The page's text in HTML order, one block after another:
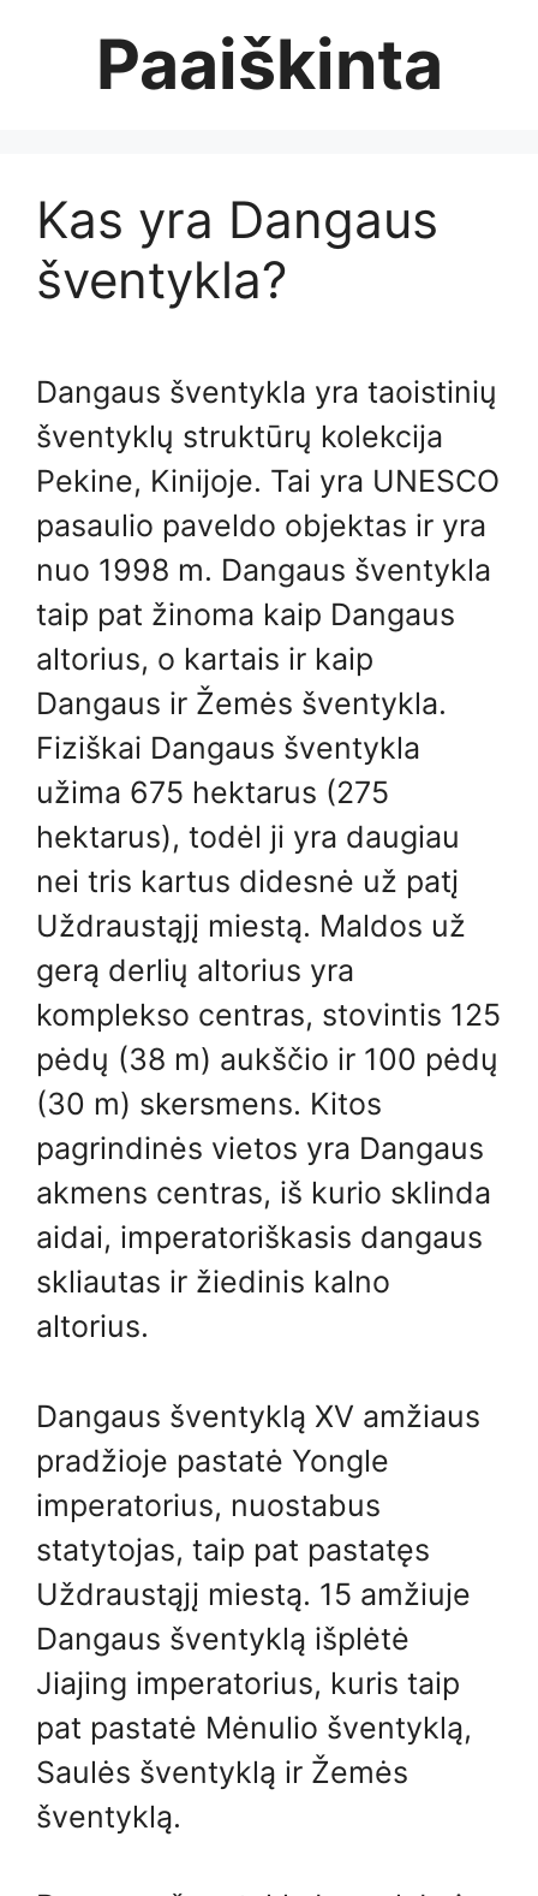
Paaiškinta
Kas yra Dangaus
šventykla?
Dangaus šventykla yra taoistinių
šventyklų struktūrų kolekcija
Pekine, Kinijoje. Tai yra UNESCO
pasaulio paveldo objektas ir yra
nuo 1998 m. Dangaus šventykla
taip pat žinoma kaip Dangaus
altorius, o kartais ir kaip
Dangaus ir Žemės šventykla.
Fiziškai Dangaus šventykla
užima 675 hektarus (275
hektarus), todėl ji yra daugiau
nei tris kartus didesnė už patį
Uždraustąjį miestą. Maldos už
gerą derlių altorius yra
komplekso centras, stovintis 125
pėdų (38 m) aukščio ir 100 pėdų
(30 m) skersmens. Kitos
pagrindinės vietos yra Dangaus
akmens centras, iš kurio sklinda
aidai, imperatoriškasis dangaus
skliautas ir žiedinis kalno
altorius.
Dangaus šventyklą XV amžiaus
pradžioje pastatė Yongle
imperatorius, nuostabus
statytojas, taip pat pastatęs
Uždraustąjį miestą. 15 amžiuje
Dangaus šventyklą išplėtė
Jiajing imperatorius, kuris taip
pat pastatė Mėnulio šventyklą,
Saulės šventyklą ir Žemės
šventyklą.